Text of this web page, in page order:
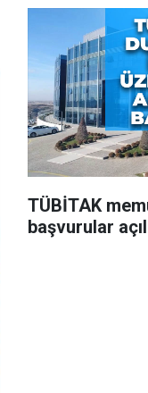
TÜBİTAK
başvurular